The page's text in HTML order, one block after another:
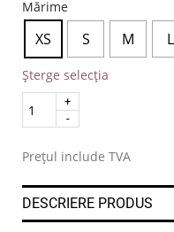
Mărime
XS S M L
Șterge selecția
Quantity
Prețul include TVA
DESCRIERE PRODUS